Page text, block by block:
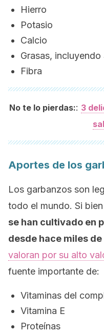
Hierro
Potasio
Calcio
Grasas,
Fibra
No te lo pierdas:: 3
Aportes de los
Los garbanzos son
todo el mundo. Si
se han cultivado en
desde hace miles de
valoran por su alto
fuente importante de:
Vitaminas del
Vitamina E
Proteínas